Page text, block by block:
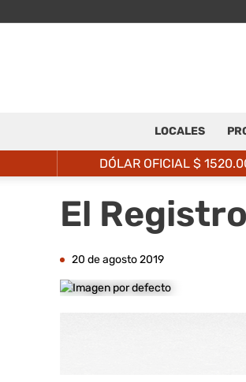
LOCALES
DÓLAR OFICIAL $
El
20 de agosto 2019